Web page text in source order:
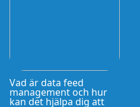
Vad är data feed
management och hur
kan det hjälpa dig att